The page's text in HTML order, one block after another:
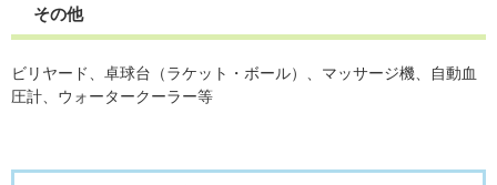
その他
ビリヤード、卓球台（ラケット・ボール）、マッサージ機、自動血
圧計、ウォータークーラー等